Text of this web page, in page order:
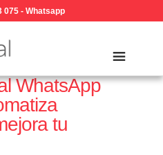
075- Whatsapp
WhatsApp
tu